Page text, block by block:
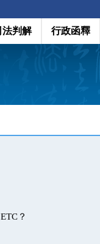
法判解 行政函釋
？